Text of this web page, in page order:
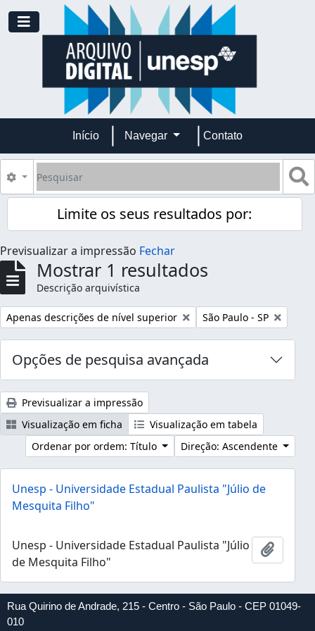
Skip to main content
Toggle navigation
Início Navegar Contato
Pesquisar
Opções de busca
Limite os seus resultados por:
Previsualizar a impressão Fechar
Mostrar 1 resultados
Descrição arquivística
Remover filtro:
Apenas descrições de nível superior Remover filtro:
São Paulo - SP
Opções de pesquisa avançada
Previsualizar a impressão
Visualização em ficha
Visualização em tabela
Ordenar por ordem: Título
Direção: Ascendente
Unesp - Universidade Estadual Paulista "Júlio de
Mesquita Filho"
Unesp - Universidade Estadual Paulista "Júlio
de Mesquita Filho"
Rua Quirino de Andrade, 215 - Centro - São Paulo - CEP 01049-
010